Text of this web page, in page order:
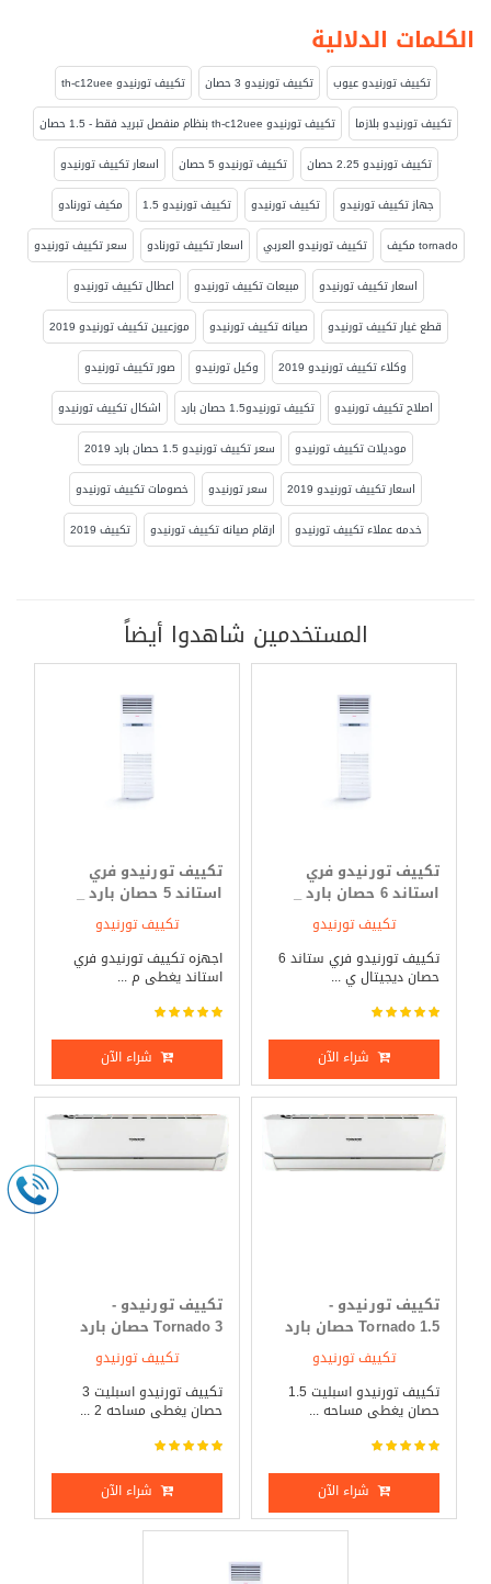
الكلمات الدلالية
تكييف تورنيدو عيوب تكييف تورنيدو 3 حصان
تكييف تورنيدو th-c12uee
تكييف تورنيدو بلازما
تكييف تورنيدو th-c12uee بنظام منفصل تبريد فقط - 1.5 حصان
تكييف تورنيدو 2.25 حصان
تكييف تورنيدو 5 حصان
اسعار تكييف تورنيدو
جهاز تكييف تورنيدو
تكييف تورنيدو تكييف تورنيدو 1.5
مكيف تورنادو
tornado مكيف
تكييف تورنيدو العربي اسعار تكييف تورنادو
سعر تكييف تورنيدو
اسعار تكييف تورنيدو
مبيعات تكييف تورنيدو
اعطال تكييف تورنيدو
قطع غيار تكييف تورنيدو
صيانه تكييف تورنيدو
موزعيين تكييف تورنيدو 2019
وكلاء تكييف تورنيدو 2019
وكيل تورنيدو
صور تكييف تورنيدو
اصلاح تكييف تورنيدو
تكييف تورنيدو1.5 حصان بارد
اشكال تكييف تورنيدو
موديلات تكييف تورنيدو
سعر تكييف تورنيدو 1.5 حصان بارد 2019
اسعار تكييف تورنيدو 2019
سعر تورنيدو
خصومات تكييف تورنيدو
خدمه عملاء تكييف تورنيدو
ارقام صيانه تكييف تورنيدو تكييف 2019
المستخدمين شاهدوا أيضاً
تكييف تورنيدو فري
استاند 6 حصان بارد _
تكييف تورنيدو
تكييف تورنيدو فري ستاند 6
حصان ديجيتال ي ...
شراء الآن
تكييف تورنيدو فري
استاند 5 حصان بارد _
تكييف تورنيدو
اجهزه تكييف تورنيدو فري
استاند يغطى م ...
شراء الآن
تكييف تورنيدو -
Tornado 1.5 حصان بارد
تكييف تورنيدو
تكييف تورنيدو اسبليت 1.5
حصان يغطى مساحه ...
شراء الآن
تكييف تورنيدو -
Tornado 3 حصان بارد
تكييف تورنيدو
تكييف تورنيدو اسبليت 3
حصان يغطى مساحه 2 ...
شراء الآن